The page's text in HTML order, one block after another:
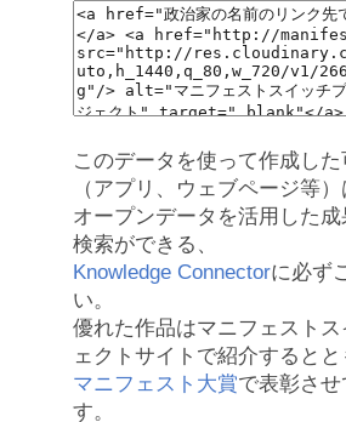
このデータを使って作成し
（アプリ、ウェブページ等）
オープンデータを活用した成
検索ができる、
Knowledge Connectorに必ず
い。
優れた作品はマニフェスト
ェクトサイトで紹介するとと
マニフェスト大賞で表彰させ
す。